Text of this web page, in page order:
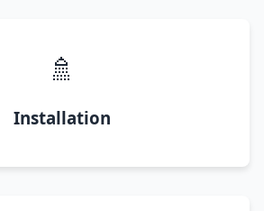
🚿
Installation